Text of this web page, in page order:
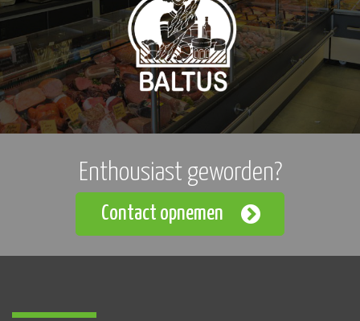
Enthousiast geworden?
Contact opnemen